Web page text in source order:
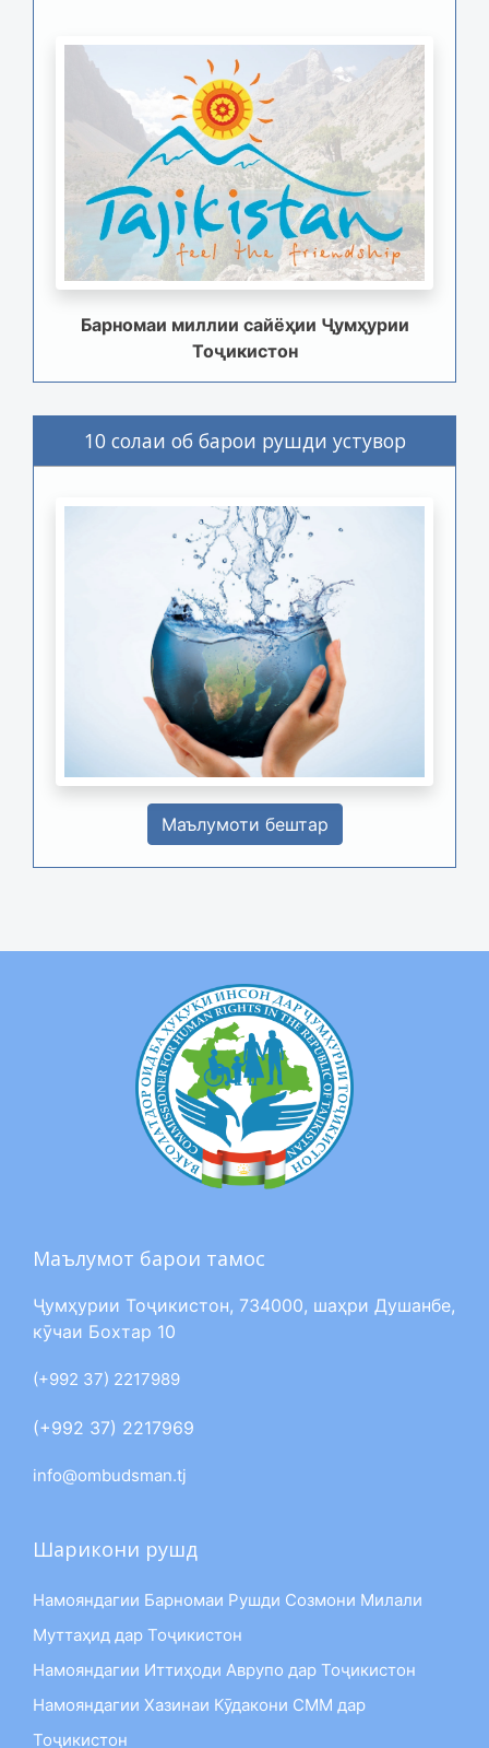
Барномаи миллии сайёҳии Ҷумҳурии
Тоҷикистон
10 солаи об барои рушди устувор
Маълумоти бештар
Маълумот барои тамос
Ҷумҳурии Тоҷикистон, 734000, шаҳри Душанбе,
кӯчаи Бохтар 10
(+992 37) 2217989
(+992 37) 2217969
info@ombudsman.tj
Шарикони рушд
Намояндагии Барномаи Рушди Созмони Милали
Муттаҳид дар Тоҷикистон
Намояндагии Иттиҳоди Аврупо дар Тоҷикистон
Намояндагии Хазинаи Кӯдакони СММ дар
Тоҷикистон